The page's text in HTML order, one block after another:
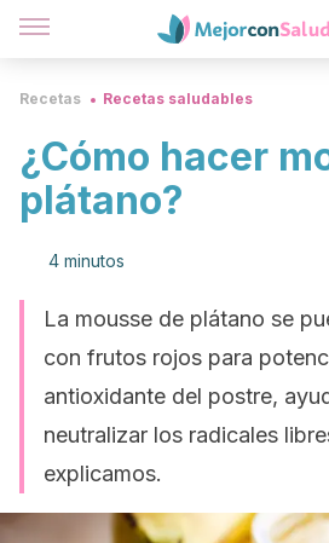
Recetas Recetas saludables
¿Cómo hacer
plátano?
4 minutos
La mousse de plátano se
con frutos rojos para
antioxidante del postre,
neutralizar los radicales
explicamos.